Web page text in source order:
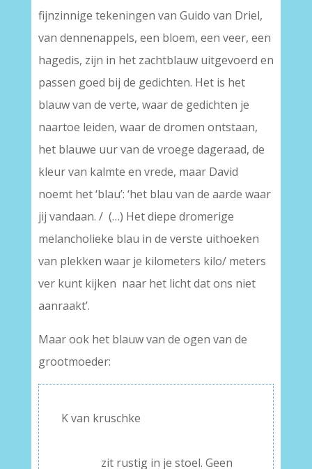
fijnzinnige tekeningen van Guido van Driel,
van dennenappels, een bloem, een veer, een
hagedis, zijn in het zachtblauw uitgevoerd en
passen goed bij de gedichten. Het is het
blauw van de verte, waar de gedichten je
naartoe leiden, waar de dromen ontstaan,
het blauwe uur van de vroege dageraad, de
kleur van kalmte en vrede, maar David
noemt het ‘blau’: ‘het blau van de aarde waar
jij vandaan. / (…) Het diepe dromerige
melancholieke blau in de verste uithoeken
van plekken waar je kilometers kilo/ meters
ver kunt kijken naar het licht dat ons niet
aanraakt’.
Maar ook het blauw van de ogen van de
grootmoeder:
K van kruschke
zit rustig in je stoel. Geen